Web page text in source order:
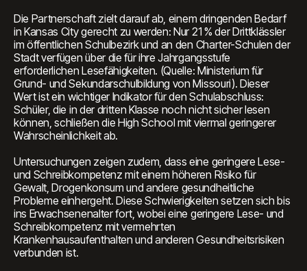
Die Partnerschaft zielt darauf ab, einem dringenden Bedarf
in Kansas City gerecht zu werden: Nur 21 % der Drittklässler
im öffentlichen Schulbezirk und an den Charter-Schulen der
Stadt verfügen über die für ihre Jahrgangsstufe
erforderlichen Lesefähigkeiten. (Quelle: Ministerium für
Grund- und Sekundarschulbildung von Missouri). Dieser
Wert ist ein wichtiger Indikator für den Schulabschluss:
Schüler, die in der dritten Klasse noch nicht sicher lesen
können, schließen die High School mit viermal geringerer
Wahrscheinlichkeit ab.
Untersuchungen zeigen zudem, dass eine geringere Lese-
und Schreibkompetenz mit einem höheren Risiko für
Gewalt, Drogenkonsum und andere gesundheitliche
Probleme einhergeht. Diese Schwierigkeiten setzen sich bis
ins Erwachsenenalter fort, wobei eine geringere Lese- und
Schreibkompetenz mit vermehrten
Krankenhausaufenthalten und anderen Gesundheitsrisiken
verbunden ist.